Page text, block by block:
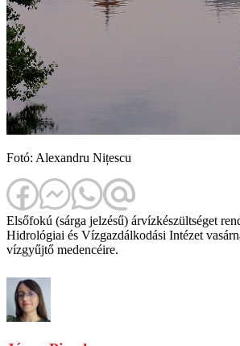
Fotó: Alexandru Nițescu
Elsőfokú (sárga jelzésű) árvízkészültséget
Hidrológiai és Vízgazdálkodási Intézet
vízgyűjtő medencéire.